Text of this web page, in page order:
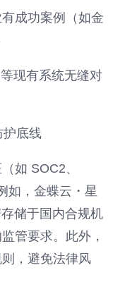
成功案例（如金
现有系统无缝对
护底线
如 SOC2、
如，金蝶云・星
储于国内合规机
管要求。此外，
，避免法律风